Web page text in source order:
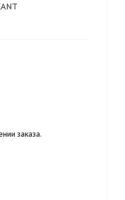
заказа.